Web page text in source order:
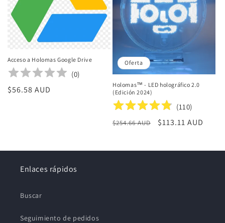
i
ó
:
Acceso a Holomas Google Drive
(0)
Precio
$56.58 AUD
Oferta
Holomas™️ - LED holográfico 2.0
(Edición 2024)
(110)
Precio
$254.66 AUD
Precio
$113.11 AUD
Enlaces rápidos
Buscar
Seguimiento de pedidos